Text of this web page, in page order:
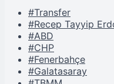
#Transfer
#Recep Tayyip
#ABD
#CHP
#Fenerbahçe
#Galatasaray